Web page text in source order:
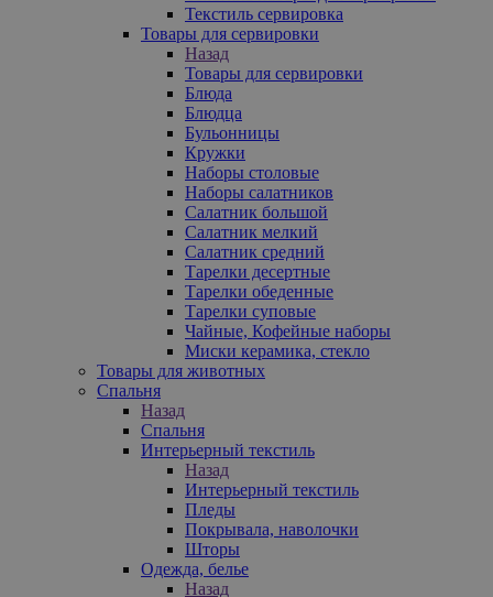
Текстиль сервировка
Товары для сервировки
Назад
Товары для сервировки
Блюда
Блюдца
Бульонницы
Кружки
Наборы столовые
Наборы салатников
Салатник большой
Салатник мелкий
Салатник средний
Тарелки десертные
Тарелки обеденные
Тарелки суповые
Чайные, Кофейные наборы
Миски керамика, стекло
Товары для животных
Спальня
Назад
Спальня
Интерьерный текстиль
Назад
Интерьерный текстиль
Пледы
Покрывала, наволочки
Шторы
Одежда, белье
Назад